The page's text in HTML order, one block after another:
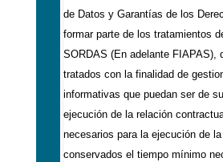
de Datos y Garantías de los
formar parte de los tratamientos
SORDAS (En adelante FIAPAS),
tratados con la finalidad de
informativas que puedan ser de
ejecución de la relación
necesarios para la ejecución de
conservados el tiempo mínimo